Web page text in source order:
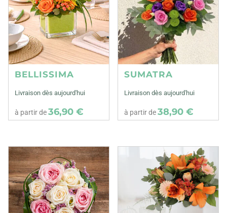
BELLISSIMA
Livraison dès aujourd'hui
à partir de36,90 €
SUMATRA
Livraison dès aujourd'hui
à partir de38,90 €